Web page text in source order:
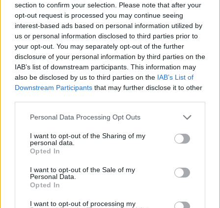
section to confirm your selection. Please note that after your
opt-out request is processed you may continue seeing
interest-based ads based on personal information utilized by
us or personal information disclosed to third parties prior to
your opt-out. You may separately opt-out of the further
disclosure of your personal information by third parties on the
IAB’s list of downstream participants. This information may
also be disclosed by us to third parties on the IAB’s List of
Downstream Participants that may further disclose it to other
Please note that this website/app uses one or more Google
not limited to your visit or usage behaviour. You may click to
grant or deny consent to Google and its third-party tags to
use your data for below specified purposes in below Google
consent section.
Personal Data Processing Opt Outs
I want to opt-out of the Sharing of my
personal data.
Opted In
I want to opt-out of the Sale of my
Personal Data.
Opted In
I want to opt-out of processing my
Continua a leggere
LIFESTYLE